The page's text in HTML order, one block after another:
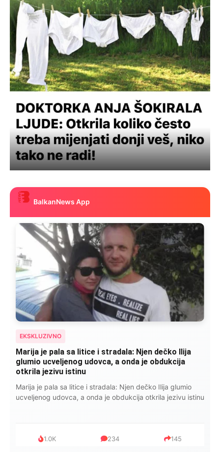
BalkanNews App
EKSKLUZIVNO
Kad se Marin suprug razbolio ona ga kupala,
pelene mu mijenjala: Jedno jutro je poslao po
čokoladu..
Kad se Marin suprug razbolio ona ga kupala, pelene mu
mijenjala: Jedno jutro je poslao po čokoladu..
999 321 234